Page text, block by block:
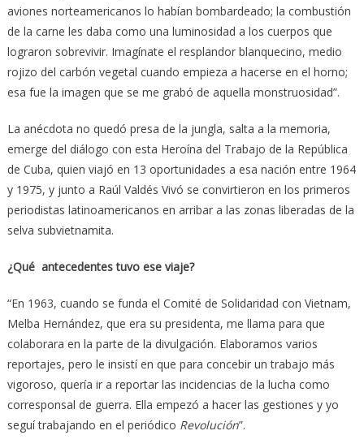
aviones norteamericanos lo habían bombardeado; la combustión
de la carne les daba como una luminosidad a los cuerpos que
lograron sobrevivir. Imagínate el resplandor blanquecino, medio
rojizo del carbón vegetal cuando empieza a hacerse en el horno;
esa fue la imagen que se me grabó de aquella monstruosidad”.
La anécdota no quedó presa de la jungla, salta a la memoria,
emerge del diálogo con esta Heroína del Trabajo de la República
de Cuba, quien viajó en 13 oportunidades a esa nación entre 1964
y 1975, y junto a Raúl Valdés Vivó se convirtieron en los primeros
periodistas latinoamericanos en arribar a las zonas liberadas de la
selva subvietnamita.
¿Qué antecedentes tuvo ese viaje?
“En 1963, cuando se funda el Comité de Solidaridad con Vietnam,
Melba Hernández, que era su presidenta, me llama para que
colaborara en la parte de la divulgación. Elaboramos varios
reportajes, pero le insistí en que para concebir un trabajo más
vigoroso, quería ir a reportar las incidencias de la lucha como
corresponsal de guerra. Ella empezó a hacer las gestiones y yo
seguí trabajando en el periódico Revolución”.